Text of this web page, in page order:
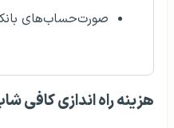
صورت‌حساب‌های بانکی
هزینه راه اندازی کافی